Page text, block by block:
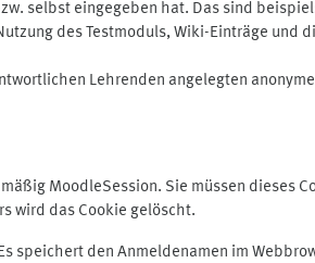
selbst eingegeben hat. Das sind
des Testmoduls, Wiki-Einträge
Lehrenden angelegten
MoodleSession. Sie müssen dieses
wird das Cookie gelöscht.
speichert den Anmeldenamen im